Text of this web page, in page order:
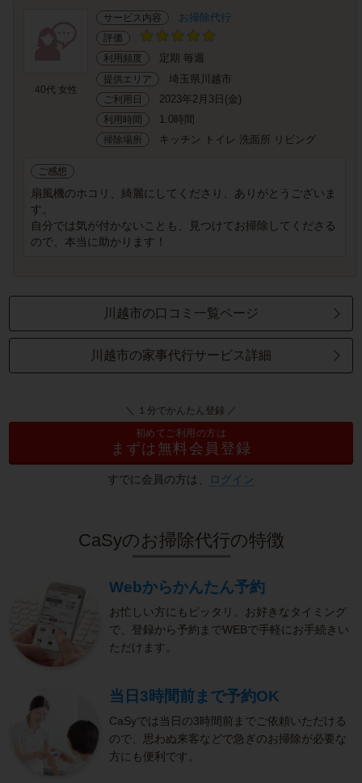
40代 女性
サービス内容 お掃除代行
評価
利用頻度
定期 毎週
提供エリア 埼玉県川越市
ご利用日 2023年2月3日(金)
利用時間 1.0時間
掃除場所 キッチン トイレ 洗面所 リビング
ご感想
扇風機のホコリ、綺麗にしてくださり、ありがとうございま
す。
自分では気が付かないことも、見つけてお掃除してくださる
ので、本当に助かります！
川越市の口コミ一覧ページ
川越市の家事代行サービス詳細
＼ １分でかんたん登録 ／
初めてご利用の方は
まずは無料会員登録
すでに会員の方は、 ログイン
CaSyのお掃除代行の特徴
Webからかんたん予約
お忙しい方にもピッタリ。お好きなタイミング
で、登録から予約までWEBで手軽にお手続きい
ただけます。
当日3時間前まで予約OK
CaSyでは当日の3時間前までご依頼いただける
ので、思わぬ来客などで急ぎのお掃除が必要な
方にも便利です。